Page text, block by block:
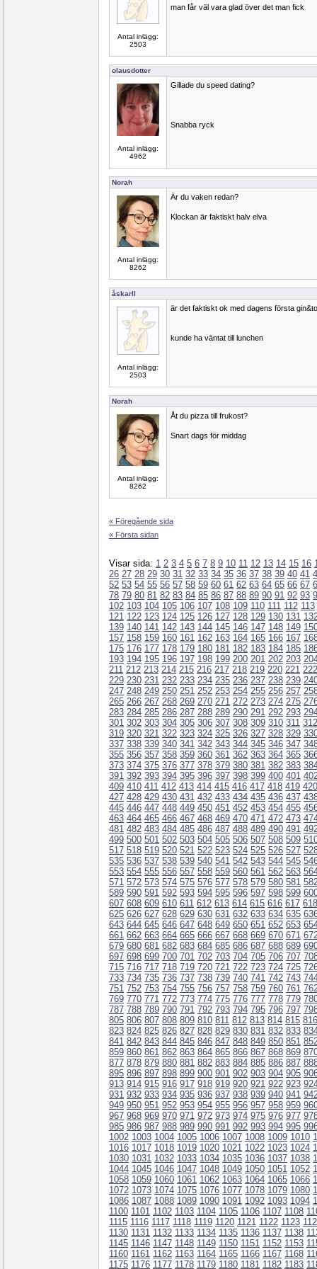
Antal inlägg:
2503
man får väl vara glad över det man fick
olausdotter
Antal inlägg:
4962
Gillade du speed dating?
Snabba ryck
Norah
Antal inlägg:
8262
Är du vaken redan?
Klockan är faktiskt halv elva
åskarll
Antal inlägg:
2503
är det faktiskt ok med dagens första
kunde ha väntat till lunchen
Norah
Antal inlägg:
8262
Åt du pizza till frukost?
Snart dags för middag
« Föregående sida
« Första sidan
Visar sida: 1 2 3 4 5 6 7 8 9 10 11 12 13 14 15 16
26 27 28 29 30 31 32 33 34 35 36 37 38 39 40 41
52 53 54 55 56 57 58 59 60 61 62 63 64 65 66 67
78 79 80 81 82 83 84 85 86 87 88 89 90 91 92 93
102 103 104 105 106 107 108 109 110 111 112 113
121 122 123 124 125 126 127 128 129 130 131
139 140 141 142 143 144 145 146 147 148 149
157 158 159 160 161 162 163 164 165 166 167
175 176 177 178 179 180 181 182 183 184 185
193 194 195 196 197 198 199 200 201 202 203
211 212 213 214 215 216 217 218 219 220 221 222
229 230 231 232 233 234 235 236 237 238 239
247 248 249 250 251 252 253 254 255 256 257
265 266 267 268 269 270 271 272 273 274 275
283 284 285 286 287 288 289 290 291 292 293
301 302 303 304 305 306 307 308 309 310 311 312
319 320 321 322 323 324 325 326 327 328 329
337 338 339 340 341 342 343 344 345 346 347
355 356 357 358 359 360 361 362 363 364 365
373 374 375 376 377 378 379 380 381 382 383
391 392 393 394 395 396 397 398 399 400 401
409 410 411 412 413 414 415 416 417 418 419 420
427 428 429 430 431 432 433 434 435 436 437
445 446 447 448 449 450 451 452 453 454 455
463 464 465 466 467 468 469 470 471 472 473
481 482 483 484 485 486 487 488 489 490 491
499 500 501 502 503 504 505 506 507 508 509
517 518 519 520 521 522 523 524 525 526 527
535 536 537 538 539 540 541 542 543 544 545
553 554 555 556 557 558 559 560 561 562 563
571 572 573 574 575 576 577 578 579 580 581
589 590 591 592 593 594 595 596 597 598 599
607 608 609 610 611 612 613 614 615 616 617 618
625 626 627 628 629 630 631 632 633 634 635
643 644 645 646 647 648 649 650 651 652 653
661 662 663 664 665 666 667 668 669 670 671
679 680 681 682 683 684 685 686 687 688 689
697 698 699 700 701 702 703 704 705 706 707
715 716 717 718 719 720 721 722 723 724 725
733 734 735 736 737 738 739 740 741 742 743
751 752 753 754 755 756 757 758 759 760 761
769 770 771 772 773 774 775 776 777 778 779
787 788 789 790 791 792 793 794 795 796 797
805 806 807 808 809 810 811 812 813 814 815 816
823 824 825 826 827 828 829 830 831 832 833
841 842 843 844 845 846 847 848 849 850 851
859 860 861 862 863 864 865 866 867 868 869
877 878 879 880 881 882 883 884 885 886 887
895 896 897 898 899 900 901 902 903 904 905
913 914 915 916 917 918 919 920 921 922 923
931 932 933 934 935 936 937 938 939 940 941
949 950 951 952 953 954 955 956 957 958 959
967 968 969 970 971 972 973 974 975 976 977
985 986 987 988 989 990 991 992 993 994 995
1002 1003 1004 1005 1006 1007 1008 1009 1010
1016 1017 1018 1019 1020 1021 1022 1023 1024
1030 1031 1032 1033 1034 1035 1036 1037 1038
1044 1045 1046 1047 1048 1049 1050 1051 1052
1058 1059 1060 1061 1062 1063 1064 1065 1066
1072 1073 1074 1075 1076 1077 1078 1079 1080
1086 1087 1088 1089 1090 1091 1092 1093 1094
1100 1101 1102 1103 1104 1105 1106 1107 1108
1115 1116 1117 1118 1119 1120 1121 1122 1123
1130 1131 1132 1133 1134 1135 1136 1137 1138
1145 1146 1147 1148 1149 1150 1151 1152 1153
1160 1161 1162 1163 1164 1165 1166 1167 1168
1175 1176 1177 1178 1179 1180 1181 1182 1183